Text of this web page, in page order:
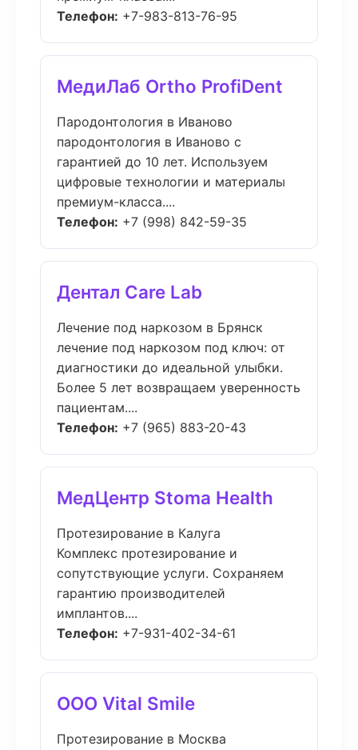
Телефон: +7-983-813-76-95
МедиЛаб Ortho ProfiDent
Пародонтология в Иваново
пародонтология в Иваново с
гарантией до 10 лет. Используем
цифровые технологии и материалы
премиум-класса....
Телефон: +7 (998) 842-59-35
Дентал Care Lab
Лечение под наркозом в Брянск
лечение под наркозом под ключ: от
диагностики до идеальной улыбки.
Более 5 лет возвращаем уверенность
пациентам....
Телефон: +7 (965) 883-20-43
МедЦентр Stoma Health
Протезирование в Калуга
Комплекс протезирование и
сопутствующие услуги. Сохраняем
гарантию производителей
имплантов....
Телефон: +7-931-402-34-61
ООО Vital Smile
Протезирование в Москва